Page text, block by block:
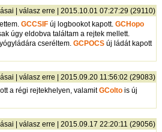
|válasz erre | 2015.10.01 07:27:29 (29110)
GCCSIF új logbookot kapott.GCHopo
úgy eldobva találtam a rejtek mellett.
cseréltem.GCPOCS új ládát kapott
|válasz erre | 2015.09.20 11:56:02 (29083)
a régi rejtekhelyen, valamitGColto is új
|válasz erre | 2015.09.17 22:20:11 (29056)